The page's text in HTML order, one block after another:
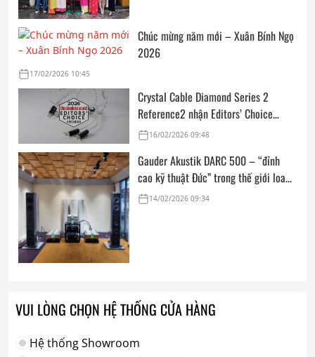
Chúc mừng năm mới – Xuân Bính Ngọ
2026
17/02/2026 10:45
Crystal Cable Diamond Series 2
Reference2 nhận Editors’ Choice
Award: Dedicated Audio 2026 từ The
16/02/2026 09:48
Gauder Akustik DARC 500 – “đỉnh
cao kỹ thuật Đức” trong thế giới loa
hi-end tham chiếu
14/02/2026 09:34
VUI LÒNG CHỌN HỆ THỐNG CỬA HÀNG
Hệ thống Showroom